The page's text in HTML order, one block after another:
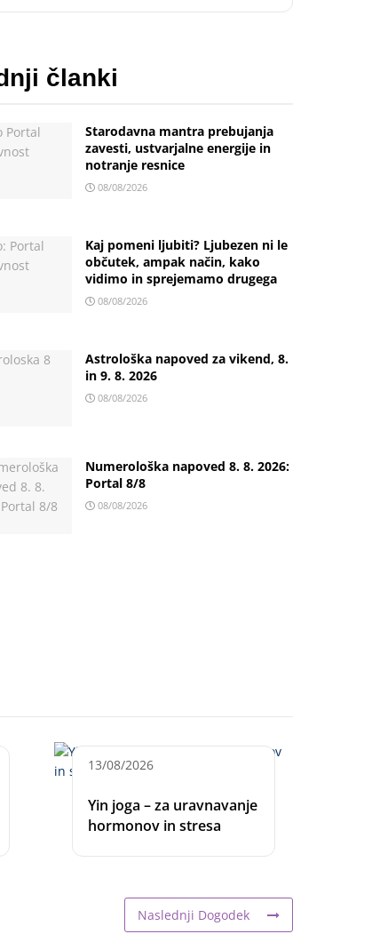
članki
Starodavna mantra prebujanja
zavesti, ustvarjalne energije in
notranje resnice
08/08/2026
Kaj pomeni ljubiti? Ljubezen ni le
občutek, ampak način, kako
vidimo in sprejemamo drugega
08/08/2026
Astrološka napoved za vikend, 8.
in 9. 8. 2026
08/08/2026
Numerološka napoved 8. 8. 2026:
Portal 8/8
08/08/2026
13/08/2026
Yin joga – za uravnavanje
hormonov in stresa
Naslednji Dogodek